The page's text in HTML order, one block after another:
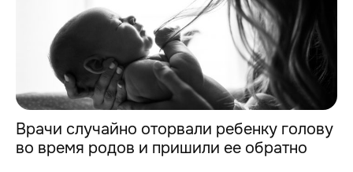
Врачи случайно оторвали ребенку голову
во время родов и пришили ее обратно